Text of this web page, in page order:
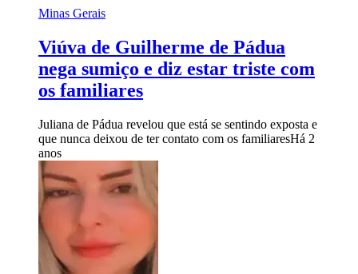
Minas Gerais
Viúva de Guilherme de Pádua
nega sumiço e diz estar triste com
os familiares
Juliana de Pádua revelou que está se sentindo exposta e
que nunca deixou de ter contato com os familiaresHá 2
anos